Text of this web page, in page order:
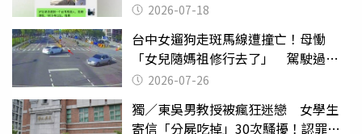
2026-07-18
台中女遛狗走斑馬線遭撞亡！母慟
「女兒隨媽祖修行去了」 駕駛過失
致死判9月
2026-07-26
獨／東吳男教授被瘋狂迷戀 女學生
寄信「分屍吃掉」30次騷擾！認罪免